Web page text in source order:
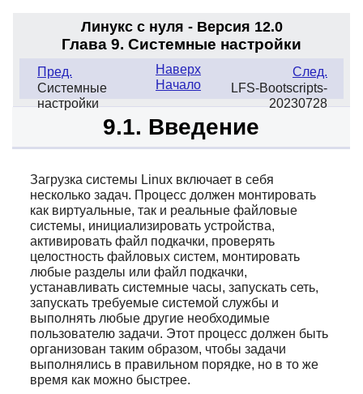
Линукс с нуля - Версия 12.0
Глава 9. Системные настройки
Пред.
Системные
настройки
След.
LFS-Bootscripts-
20230728
Наверх
Начало
9.1. Введение
Загрузка системы Linux включает в себя
несколько задач. Процесс должен монтировать
как виртуальные, так и реальные файловые
системы, инициализировать устройства,
активировать файл подкачки, проверять
целостность файловых систем, монтировать
любые разделы или файл подкачки,
устанавливать системные часы, запускать сеть,
запускать требуемые системой службы и
выполнять любые другие необходимые
пользователю задачи. Этот процесс должен быть
организован таким образом, чтобы задачи
выполнялись в правильном порядке, но в то же
время как можно быстрее.